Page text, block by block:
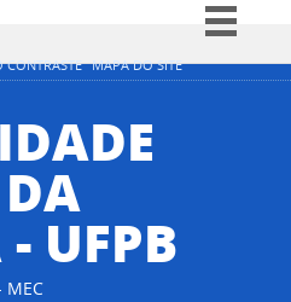
CONTRASTE MAPA DO SITE
Simplifique!
Participe
Acesso à informação
Canais
UFPB
MEC